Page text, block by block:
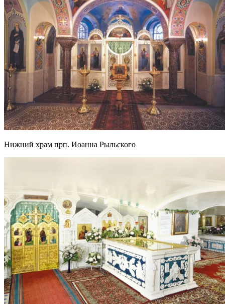
Нижний храм прп. Иоанна Рыльского